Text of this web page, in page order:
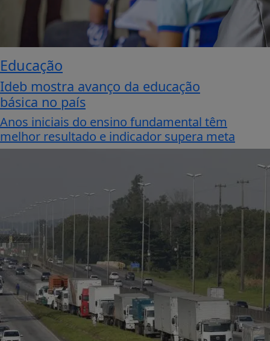
Educação
Ideb mostra avanço da educação
básica no país
Anos iniciais do ensino fundamental têm
melhor resultado e indicador supera meta